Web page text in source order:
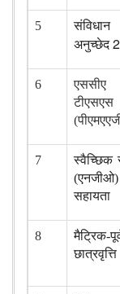
5
अनुच्छेद
6
टीएसएस
7
स्वैच्छिक
सहायता
8
मैट्रिक-
छात्रवृत्ति